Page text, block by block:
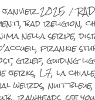
janvier 2025
,bad religion,
nella serpe,
,frankie
,grief,guiding
jerks, L7,la chiale
weirds,nuit bleue